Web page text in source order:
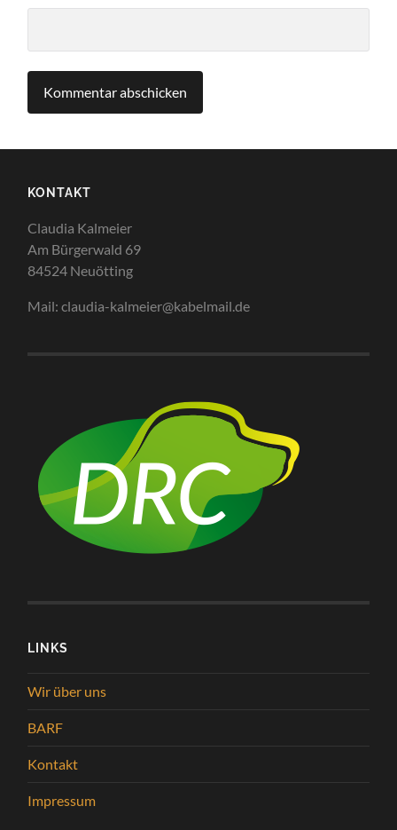
KONTAKT
Claudia Kalmeier
Am Bürgerwald 69
84524 Neuötting
Mail: claudia-kalmeier@kabelmail.de
LINKS
Wir über uns
BARF
Kontakt
Impressum